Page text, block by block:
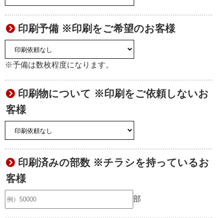
印刷予備 ※印刷をご希望のお客様
※予備は数枚程度になります。
印刷物について ※印刷をご依頼しないお
客様
印刷済みの部数 ※チラシを持っているお
客様
部